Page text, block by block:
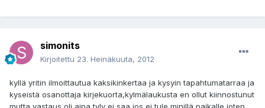
simonits
Kirjoitettu 23. Heinäkuuta, 2012
kyllä yritin ilmoittautua kaksikinkertaa ja kysyin tapahtumatarraa ja
kyseistä osanottaja kirjekuorta,kylmälaukusta en ollut kiinnostunut